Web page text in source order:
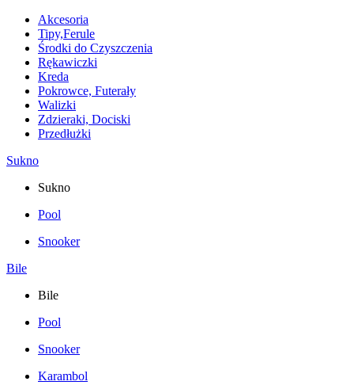
Akcesoria
Tipy,Ferule
Środki do Czyszczenia
Rękawiczki
Kreda
Pokrowce, Futerały
Walizki
Zdzieraki, Dociski
Przedłużki
Sukno
Sukno
Pool
Snooker
Bile
Bile
Pool
Snooker
Karambol